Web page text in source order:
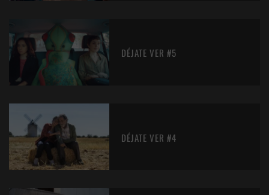
DÉJATE VER #5
DÉJATE VER #4